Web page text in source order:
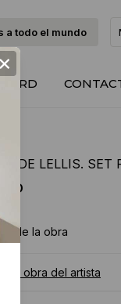
a todo el mundo
DE LELLIS. SET
de la obra
la obra del artista